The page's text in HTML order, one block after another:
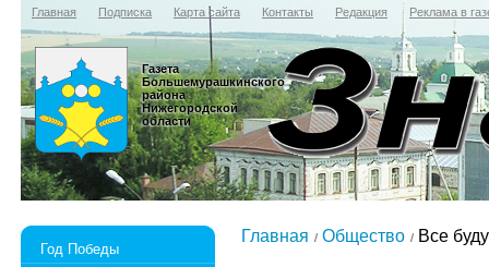
Главная Подписка Карта сайта Контакты Редакция Реклама в
Газета
Большемурашкинского
района
Нижегородской
области
Год Победы
Главная Общество Все